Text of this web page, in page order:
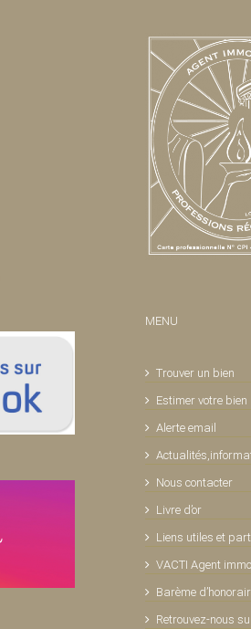
MENU
Trouver un bien
Estimer votre bien
Alerte email
Nous contacter
Livre d’or
Liens utiles et
VACTI Agent
Barème
Retrouvez-nous